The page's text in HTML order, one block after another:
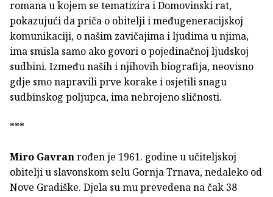
romana u kojem se tematizira i Domovinski rat,
pokazujući da priča o obitelji i međugeneracijskoj
komunikaciji, o našim zavičajima i ljudima u njima,
ima smisla samo ako govori o pojedinačnoj ljudskoj
sudbini. Između naših i njihovih biografija, neovisno
gdje smo napravili prve korake i osjetili snagu
sudbinskog poljupca, ima nebrojeno sličnosti.
***
Miro Gavranrođen je 1961. godine u učiteljskoj
obitelji u slavonskom selu Gornja Trnava, nedaleko od
Nove Gradiške. Djela su mu prevedena na čak 38